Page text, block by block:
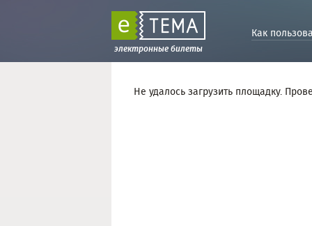
электронные билеты
Как
Не удалось загрузить площадку.